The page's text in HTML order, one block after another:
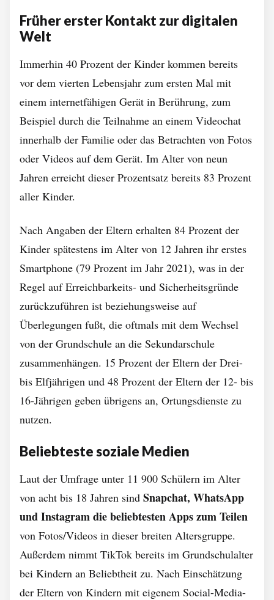
Früher erster Kontakt zur digitalen
Welt
Immerhin 40 Prozent der Kinder kommen bereits
vor dem vierten Lebensjahr zum ersten Mal mit
einem internetfähigen Gerät in Berührung, zum
Beispiel durch die Teilnahme an einem Videochat
innerhalb der Familie oder das Betrachten von Fotos
oder Videos auf dem Gerät. Im Alter von neun
Jahren erreicht dieser Prozentsatz bereits 83 Prozent
aller Kinder.
Nach Angaben der Eltern erhalten 84 Prozent der
Kinder spätestens im Alter von 12 Jahren ihr erstes
Smartphone (79 Prozent im Jahr 2021), was in der
Regel auf Erreichbarkeits- und Sicherheitsgründe
zurückzuführen ist beziehungsweise auf
Überlegungen fußt, die oftmals mit dem Wechsel
von der Grundschule an die Sekundarschule
zusammenhängen. 15 Prozent der Eltern der Drei-
bis Elfjährigen und 48 Prozent der Eltern der 12- bis
16-Jährigen geben übrigens an, Ortungsdienste zu
nutzen.
Beliebteste soziale Medien
Laut der Umfrage unter 11 900 Schülern im Alter
von acht bis 18 Jahren sind Snapchat, WhatsApp
und Instagram die beliebtesten Apps zum Teilen
von Fotos/Videos in dieser breiten Altersgruppe.
Außerdem nimmt TikTok bereits im Grundschulalter
bei Kindern an Beliebtheit zu. Nach Einschätzung
der Eltern von Kindern mit eigenem Social-Media-